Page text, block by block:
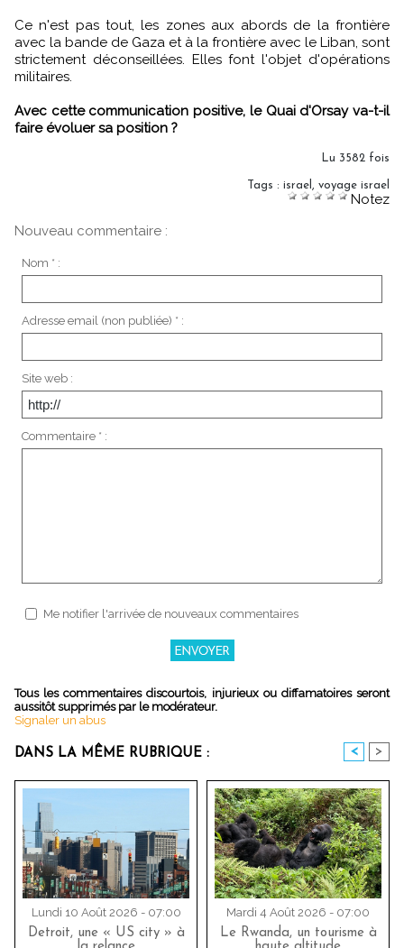
Ce n'est pas tout, les zones aux abords de la frontière
avec la bande de Gaza et à la frontière avec le Liban, sont
strictement déconseillées. Elles font l'objet d'opérations
militaires.
Avec cette communication positive, le Quai d'Orsay va-t-il
faire évoluer sa position ?
Lu 3582 fois
Tags : israel , voyage israel
Notez
Nouveau commentaire :
Nom * :
Adresse email (non publiée) * :
Site web :
Commentaire * :
Me notifier l'arrivée de nouveaux commentaires
Tous les commentaires discourtois, injurieux ou diffamatoires seront
aussitôt supprimés par le modérateur.
Signaler un abus
DANS LA MÊME RUBRIQUE : < >
Lundi 10 Août 2026 - 07:00
Detroit, une « US city » à
Mardi 4 Août 2026 - 07:00
Le Rwanda, un tourisme à